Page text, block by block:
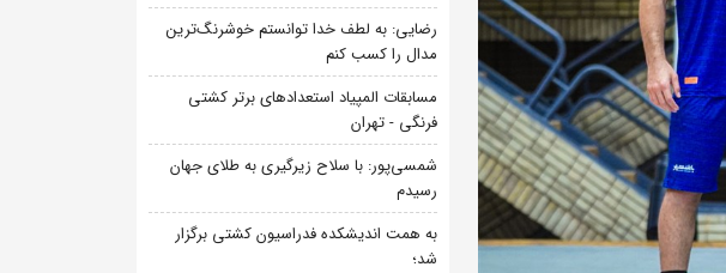
رضایی: به لطف خدا توانستم خوشرنگ‌ترین
مدال را کسب کنم
مسابقات المپیاد استعدادهای برتر کشتی
فرنگی - تهران
شمسی‌پور: با سلاح زیرگیری به طلای جهان
رسیدم
به همت اندیشکده فدراسیون کشتی برگزار
شد؛